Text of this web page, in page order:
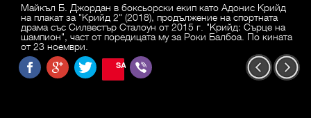
Майкъл Б. Джордан в боксьорски екип като Адонис Крийд
на плакат за "Крийд 2" (2018), продължение на спортната
драма със Силвестър Сталоун от 2015 г. "Крийд: Сърце на
шампион", част от поредицата му за Роки Балбоа. По кината
от 23 ноември.
SAVE